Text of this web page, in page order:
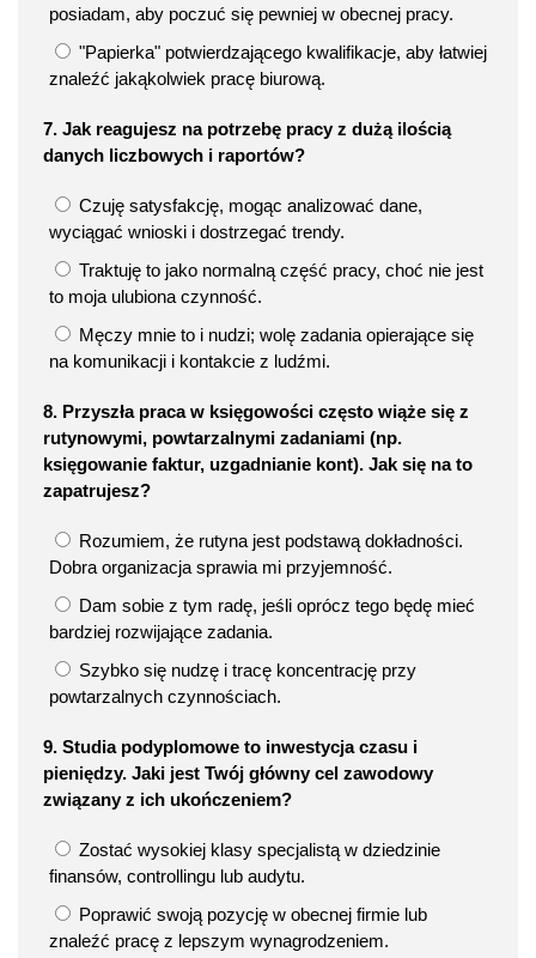
posiadam, aby poczuć się pewniej w obecnej pracy.
"Papierka" potwierdzającego kwalifikacje, aby łatwiej
znaleźć jakąkolwiek pracę biurową.
7. Jak reagujesz na potrzebę pracy z dużą ilością
danych liczbowych i raportów?
Czuję satysfakcję, mogąc analizować dane,
wyciągać wnioski i dostrzegać trendy.
Traktuję to jako normalną część pracy, choć nie jest
to moja ulubiona czynność.
Męczy mnie to i nudzi; wolę zadania opierające się
na komunikacji i kontakcie z ludźmi.
8. Przyszła praca w księgowości często wiąże się z
rutynowymi, powtarzalnymi zadaniami (np.
księgowanie faktur, uzgadnianie kont). Jak się na to
zapatrujesz?
Rozumiem, że rutyna jest podstawą dokładności.
Dobra organizacja sprawia mi przyjemność.
Dam sobie z tym radę, jeśli oprócz tego będę mieć
bardziej rozwijające zadania.
Szybko się nudzę i tracę koncentrację przy
powtarzalnych czynnościach.
9. Studia podyplomowe to inwestycja czasu i
pieniędzy. Jaki jest Twój główny cel zawodowy
związany z ich ukończeniem?
Zostać wysokiej klasy specjalistą w dziedzinie
finansów, controllingu lub audytu.
Poprawić swoją pozycję w obecnej firmie lub
znaleźć pracę z lepszym wynagrodzeniem.